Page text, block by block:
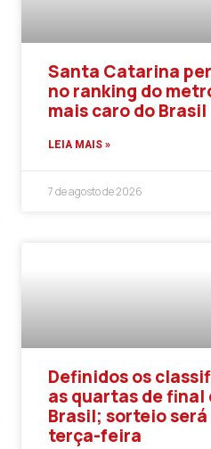
Santa Catarina
no ranking do
mais caro do Brasil
LEIA MAIS »
7 de agosto de 2026
Definidos os
as quartas de final
Brasil; sorteio
terça-feira